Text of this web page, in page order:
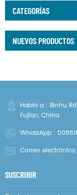
CATEGORÍAS
NUEVOS PRODUCTOS
Habla a : Binhu
Fujian, China
WhatsApp :
Correo electrónico
SUSCRIBIR